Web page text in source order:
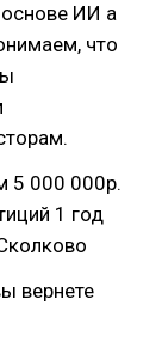
основе ИИ а
что
5 000 000р.
1 год
вернете